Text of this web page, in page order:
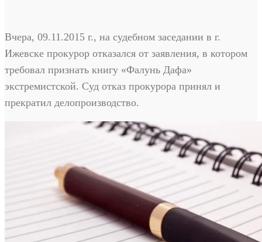
Вчера, 09.11.2015 г., на судебном заседании в г.
Ижевске прокурор отказался от заявления, в котором
требовал признать книгу «Фалунь Дафа»
экстремистской. Суд отказ прокурора принял и
прекратил делопроизводство.